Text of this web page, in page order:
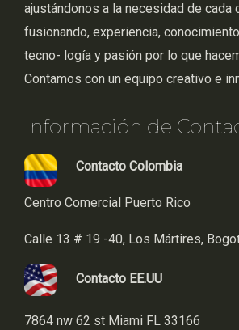
ajustándonos a la necesidad de cada
fusionando, experiencia,
tecno- logía y pasión por lo que
Contamos con un equipo creativo e
Información de
Contacto Colombia
Centro Comercial Puerto Rico
Calle 13 # 19 -40, Los Mártires,
Contacto EE.UU
7864 nw 62 st Miami FL 33166